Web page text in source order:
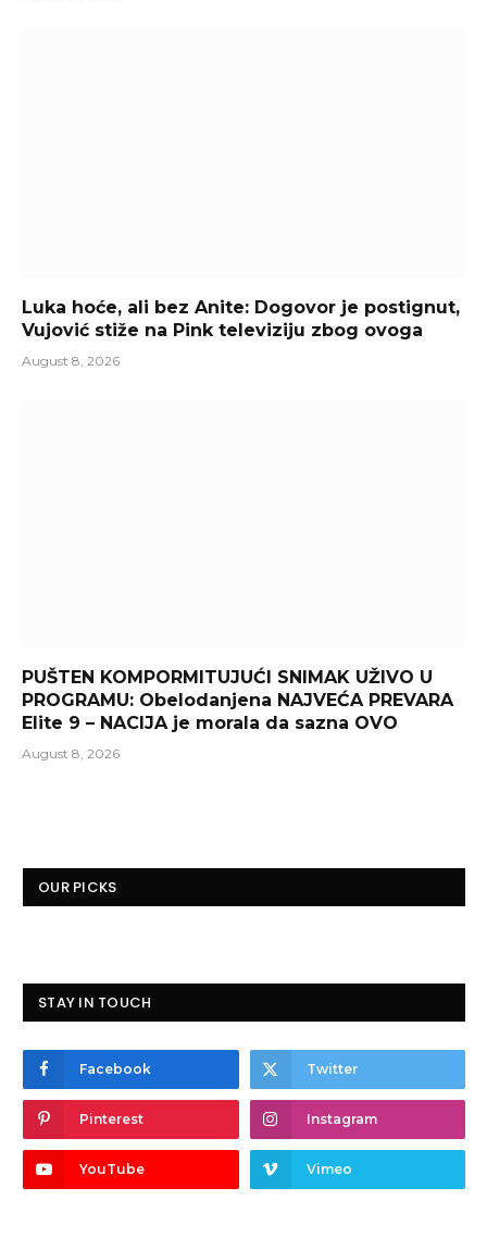
Luka hoće, ali bez Anite: Dogovor je postignut,
Vujović stiže na Pink televiziju zbog ovoga
August 8, 2026
PUŠTEN KOMPORMITUJUĆI SNIMAK UŽIVO U
PROGRAMU: Obelodanjena NAJVEĆA PREVARA
Elite 9 – NACIJA je morala da sazna OVO
August 8, 2026
OUR PICKS
STAY IN TOUCH
Facebook Twitter
Pinterest Instagram
YouTube Vimeo